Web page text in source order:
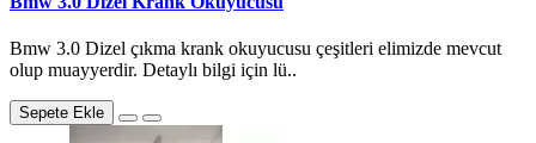
Bmw 3.0 Dizel çıkma krank okuyucusu çeşitleri elimizde mevcut
olup muayyerdir. Detaylı bilgi için lü..
Sepete Ekle